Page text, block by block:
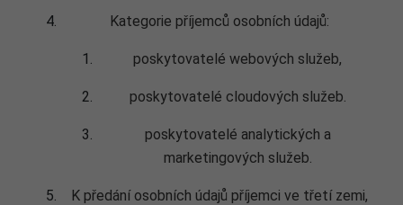
Kategorie příjemců osobních údajů:
poskytovatelé webových služeb,
poskytovatelé cloudových služeb.
poskytovatelé analytických a
marketingových služeb.
K předání osobních údajů příjemci ve třetí zemi,